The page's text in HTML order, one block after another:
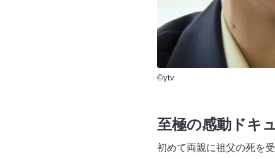
©ytv
至極の感動ドキ
初めて両親に祖父の死を